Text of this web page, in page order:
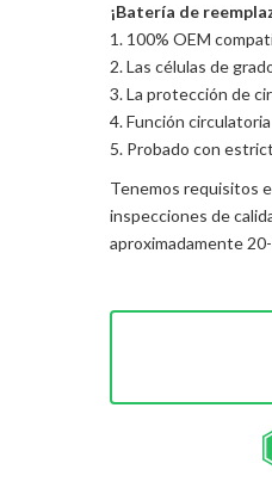
¡Batería de
1. 100% OEM
2. Las células de
3. La protección de
4. Función
5. Probado con
Tenemos requisitos
inspecciones de
aproximadamente